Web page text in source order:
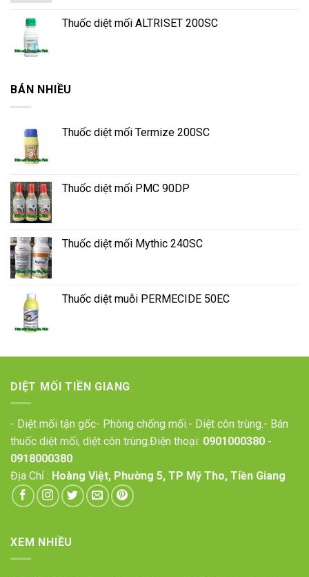
Thuốc diệt mối ALTRISET 200SC
BÁN NHIỀU
Thuốc diệt mối Termize 200SC
Thuốc diệt mối PMC 90DP
Thuốc diệt mối Mythic 240SC
Thuốc diệt muỗi PERMECIDE 50EC
DIỆT MỐI TIỀN GIANG
- Diệt mối tận gốc- Phòng chống mối.- Diệt côn trùng.- Bán
thuốc diệt mối, diệt côn trùng.Điện thoại: 0901000380 -
0918000380
Địa Chỉ : Hoàng Việt, Phường 5, TP Mỹ Tho, Tiền Giang
XEM NHIỀU